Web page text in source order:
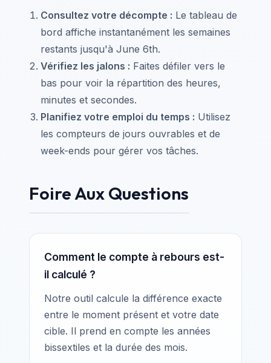
Consultez votre décompte : Le tableau de
bord affiche instantanément les semaines
restants jusqu'à June 6th.
Vérifiez les jalons : Faites défiler vers le
bas pour voir la répartition des heures,
minutes et secondes.
Planifiez votre emploi du temps : Utilisez
les compteurs de jours ouvrables et de
week-ends pour gérer vos tâches.
Foire Aux Questions
Comment le compte à rebours est-
il calculé ?
Notre outil calcule la différence exacte
entre le moment présent et votre date
cible. Il prend en compte les années
bissextiles et la durée des mois.